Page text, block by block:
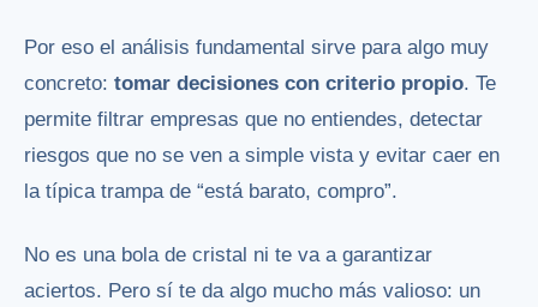
Por eso el análisis fundamental sirve para algo muy
concreto: tomar decisiones con criterio propio. Te
permite filtrar empresas que no entiendes, detectar
riesgos que no se ven a simple vista y evitar caer en
la típica trampa de “está barato, compro”.
No es una bola de cristal ni te va a garantizar
aciertos. Pero sí te da algo mucho más valioso: un